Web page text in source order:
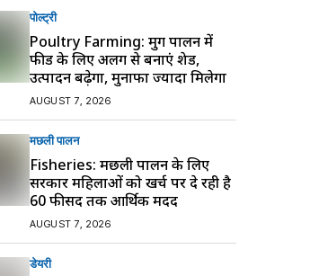
पोल्ट्री
Poultry Farming: मुर्गी पालन में
फीड के लिए अलग से बनाएं शेड,
उत्पादन बढ़ेगा, मुनाफा ज्यादा मिलेगा
AUGUST 7, 2026
मछली पालन
Fisheries: मछली पालन के लिए
सरकार महिलाओं को खर्च पर दे रही है
60 फीसद तक आर्थिक मदद
AUGUST 7, 2026
डेयरी